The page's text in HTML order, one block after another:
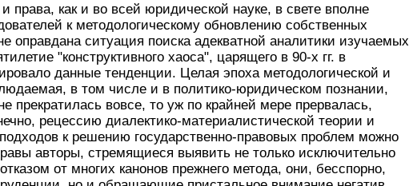
права, как и во всей юридической науке, в свете вполне
к методологическому обновлению собственных
оправдана ситуация поиска адекватной аналитики изучаемых
"конструктивного хаоса", царящего в 90-х гг. в
данные тенденции. Целая эпоха методологической и
в том числе и в политико-юридическом познании,
прекратилась вовсе, то уж по крайней мере прервалась,
рецессию диалектико-материалистической теории и
к решению государственно-правовых проблем можно
авторы, стремящиеся выявить не только исключительно
от многих канонов прежнего метода, они, бесспорно,